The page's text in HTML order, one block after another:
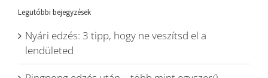
Legutóbbi bejegyzések
Nyári edzés: 3 tipp, hogy ne veszítsd el a
lendületed